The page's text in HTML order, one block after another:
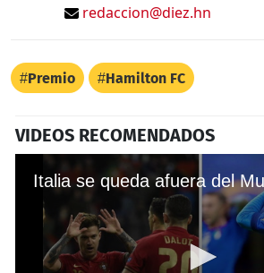
redaccion@diez.hn
Premio Hamilton FC
VIDEOS RECOMENDADOS